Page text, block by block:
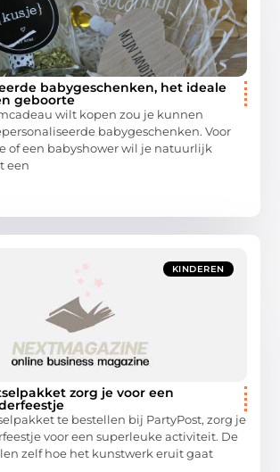
babygeschenken, het ideale
geboorte
wilt kopen zou je kunnen
babygeschenken. Voor
of een babyshower wil je natuurlijk
een
KINDEREN
zorg je voor een
te bestellen bij PartyPost, zorg je
voor een superleuke activiteit. De
zelf hoe het kunstwerk eruit gaat